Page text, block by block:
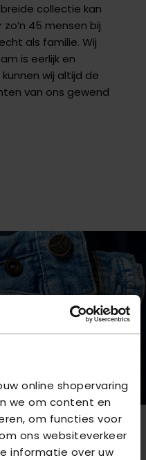
online shopervaring
we om content en
om functies voor
ons websiteverkeer
informatie over uw
collectie kan
45 mensen bij
als familie. Wij
is eerlijk en
wij altijd de
van ons gewend